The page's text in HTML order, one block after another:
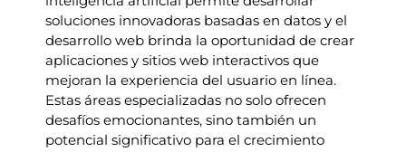
soluciones innovadoras basadas en datos y el
desarrollo web brinda la oportunidad de crear
aplicaciones y sitios web interactivos que
mejoran la experiencia del usuario en línea.
Estas áreas especializadas no solo ofrecen
desafíos emocionantes, sino también un
potencial significativo para el crecimiento